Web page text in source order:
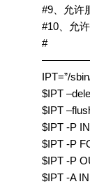
#9、允许
#10、允
#
IPT=”/
$IPT
$IPT
$IPT -P
$IPT -P
$IPT -P
$IPT -A